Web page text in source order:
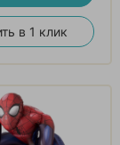
в 1 клик